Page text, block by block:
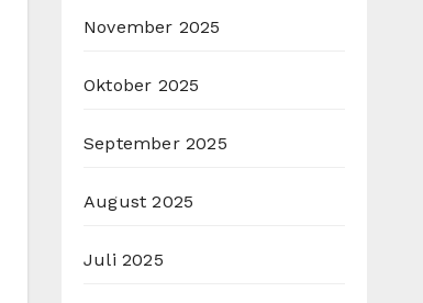
November 2025
Oktober 2025
September 2025
August 2025
Juli 2025